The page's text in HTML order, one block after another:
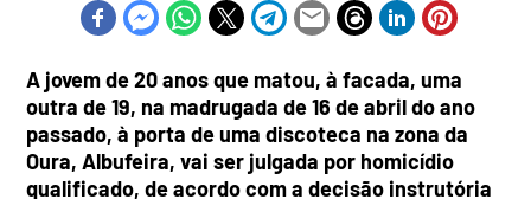
A jovem de 20 anos que matou, à facada, uma
outra de 19, na madrugada de 16 de abril do ano
passado, à porta de uma discoteca na zona da
Oura, Albufeira, vai ser julgada por homicídio
qualificado, de acordo com a decisão instrutória